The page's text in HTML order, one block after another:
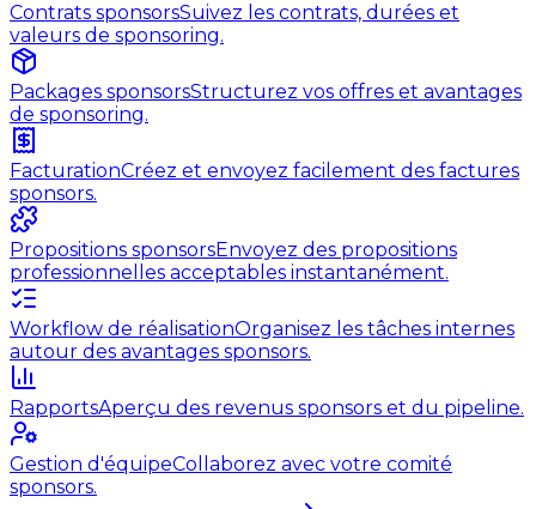
Contrats sponsorsSuivez les contrats, durées et
valeurs de sponsoring.
Packages sponsorsStructurez vos offres et avantages
de sponsoring.
FacturationCréez et envoyez facilement des factures
sponsors.
Propositions sponsorsEnvoyez des propositions
professionnelles acceptables instantanément.
Workflow de réalisationOrganisez les tâches internes
autour des avantages sponsors.
RapportsAperçu des revenus sponsors et du pipeline.
Gestion d'équipeCollaborez avec votre comité
sponsors.